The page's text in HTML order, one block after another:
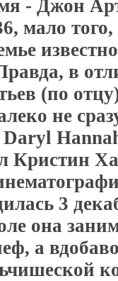
- Джон
мало
в
(по
не
Кристин
3
она
а